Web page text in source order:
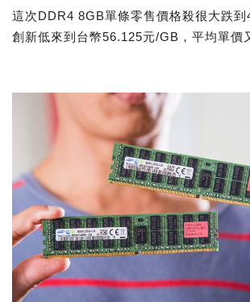
這次DDR4 8GB單條零售價格殺很大跌
創新低來到台幣56.125元/GB，平均單價